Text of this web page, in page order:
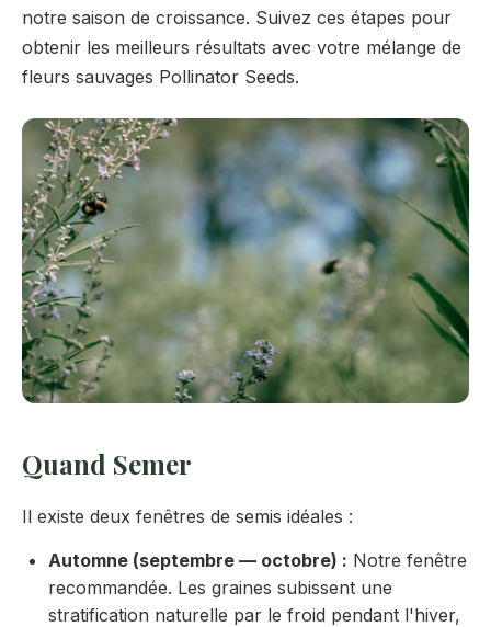
notre saison de croissance. Suivez ces étapes pour
obtenir les meilleurs résultats avec votre mélange de
fleurs sauvages Pollinator Seeds.
Quand Semer
Il existe deux fenêtres de semis idéales :
Automne (septembre — octobre) : Notre fenêtre
recommandée. Les graines subissent une
stratification naturelle par le froid pendant l'hiver,